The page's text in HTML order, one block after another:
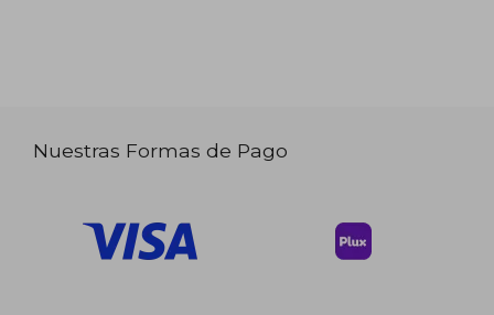
Nuestras Formas de Pago